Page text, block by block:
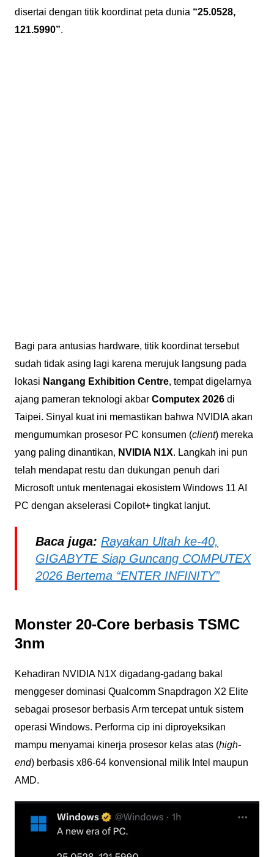
disertai dengan titik koordinat peta dunia “25.0528,
121.5990”.
Bagi para antusias hardware, titik koordinat tersebut
sudah tidak asing lagi karena merujuk langsung pada
lokasi Nangang Exhibition Centre, tempat digelarnya
ajang pameran teknologi akbar Computex 2026di
Taipei. Sinyal kuat ini memastikan bahwa NVIDIA akan
mengumumkan prosesor PC konsumen (client) mereka
yang paling dinantikan, NVIDIA N1X. Langkah ini pun
telah mendapat restu dan dukungan penuh dari
Microsoft untuk mentenagai ekosistem Windows 11 AI
PC dengan akselerasi Copilot+ tingkat lanjut.
Baca juga: Rayakan Ultah ke-40,
GIGABYTE Siap Guncang COMPUTEX
2026 Bertema “ENTER INFINITY”
Monster 20-Core berbasis TSMC
3nm
Kehadiran NVIDIA N1X digadang-gadang bakal
menggeser dominasi Qualcomm Snapdragon X2 Elite
sebagai prosesor berbasis Arm tercepat untuk sistem
operasi Windows. Performa cip ini diproyeksikan
mampu menyamai kinerja prosesor kelas atas (high-
end) berbasis x86-64 konvensional milik Intel maupun
AMD.